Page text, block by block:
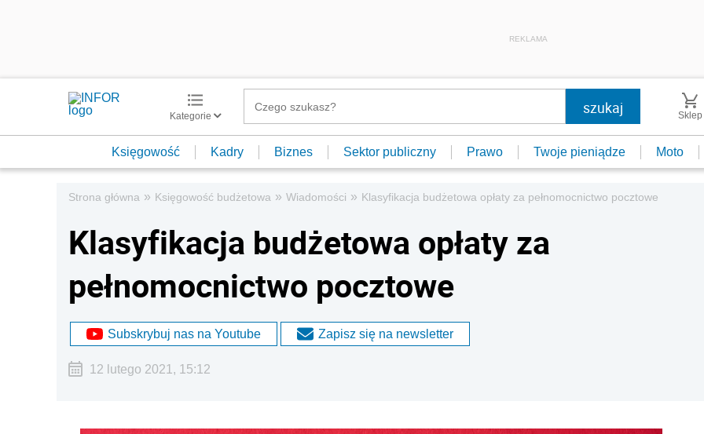
REKLAMA
Kategorie Sklep
Księgowość Kadry Biznes Sektor publiczny Prawo Twoje pieniądze Moto
Strona główna » Księgowość budżetowa » Wiadomości » Klasyfikacja budżetowa opłaty za pełnomocnictwo pocztowe
Klasyfikacja budżetowa opłaty za
pełnomocnictwo pocztowe
Subskrybuj nas na Youtube Zapisz się na newsletter
12 lutego 2021, 15:12